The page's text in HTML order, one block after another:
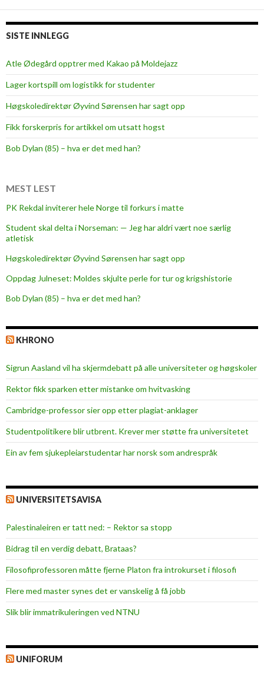
SISTE INNLEGG
Atle Ødegård opptrer med Kakao på Moldejazz
Lager kortspill om logistikk for studenter
Høgskoledirektør Øyvind Sørensen har sagt opp
Fikk forskerpris for artikkel om utsatt hogst
Bob Dylan (85) – hva er det med han?
MEST LEST
PK Rekdal inviterer hele Norge til forkurs i matte
Student skal delta i Norseman: — Jeg har aldri vært noe særlig
atletisk
Høgskoledirektør Øyvind Sørensen har sagt opp
Oppdag Julneset: Moldes skjulte perle for tur og krigshistorie
Bob Dylan (85) – hva er det med han?
KHRONO
Sigrun Aasland vil ha skjerm­debatt på alle universiteter og høgskoler
Rektor fikk sparken etter mistanke om hvitvasking
Cambridge-professor sier opp etter plagiat-anklager
Studentpolitikere blir utbrent. Krever mer støtte fra universitetet
Ein av fem sjukepleiar­studentar har norsk som andrespråk
UNIVERSITETSAVISA
Palestinaleiren er tatt ned: – Rektor sa stopp
Bidrag til en verdig debatt, Brataas?
Filosofiprofessoren måtte fjerne Platon fra introkurset i filosofi
Flere med master synes det er vanskelig å få jobb
Slik blir immatrikuleringen ved NTNU
UNIFORUM